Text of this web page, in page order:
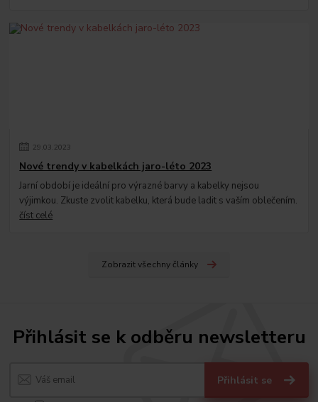
29.03.2023
Nové trendy v kabelkách jaro-léto 2023
Jarní období je ideální pro výrazné barvy a kabelky nejsou
výjimkou. Zkuste zvolit kabelku, která bude ladit s vaším oblečením.
číst celé
Zobrazit všechny články
Přihlásit se k odběru newsletteru
Přihlásit se